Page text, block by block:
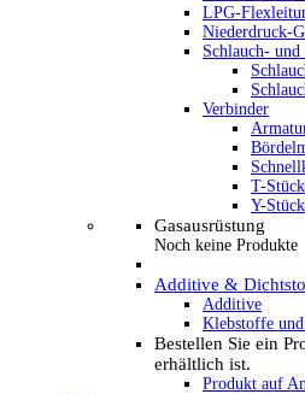
LPG-
Niederdruck-
Schlauch-
Verbinder
T-
Y-
Gasausrüstung
Noch keine Produkte
Additive &
Additive
Klebstoffe
Bestellen Sie ein
erhältlich ist.
Produkt auf